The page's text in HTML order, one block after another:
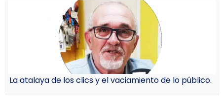
La atalaya de los clics y el vaciamiento de lo público.